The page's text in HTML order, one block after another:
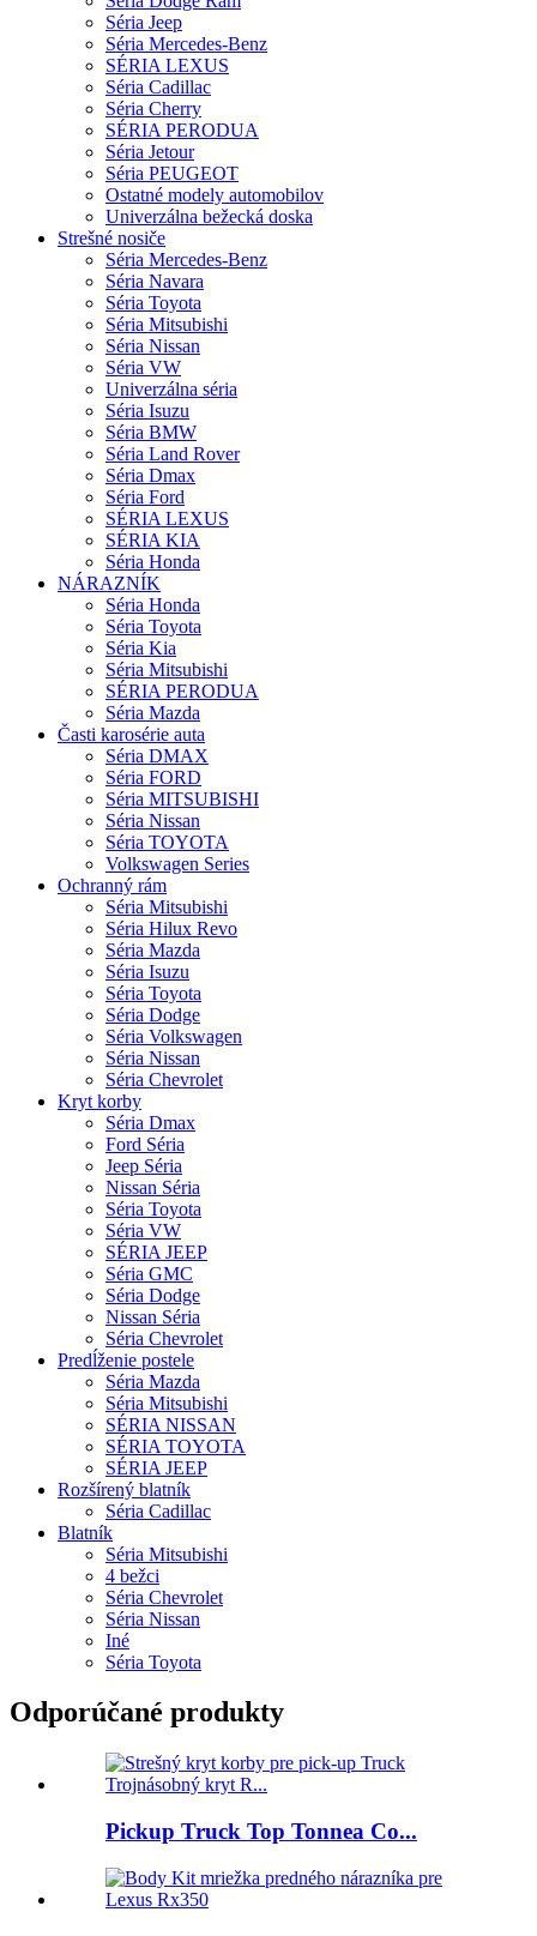
Séria Jeep
Séria Mercedes-Benz
SÉRIA LEXUS
Séria Cadillac
Séria Cherry
SÉRIA PERODUA
Séria Jetour
Séria PEUGEOT
Ostatné modely automobilov
Univerzálna bežecká doska
Strešné nosiče
Séria Mercedes-Benz
Séria Navara
Séria Toyota
Séria Mitsubishi
Séria Nissan
Séria VW
Univerzálna séria
Séria Isuzu
Séria BMW
Séria Land Rover
Séria Dmax
Séria Ford
SÉRIA LEXUS
SÉRIA KIA
Séria Honda
NÁRAZNÍK
Séria Honda
Séria Toyota
Séria Kia
Séria Mitsubishi
SÉRIA PERODUA
Séria Mazda
Časti karosérie auta
Séria DMAX
Séria FORD
Séria MITSUBISHI
Séria Nissan
Séria TOYOTA
Volkswagen Series
Ochranný rám
Séria Mitsubishi
Séria Hilux Revo
Séria Mazda
Séria Isuzu
Séria Toyota
Séria Dodge
Séria Volkswagen
Séria Nissan
Séria Chevrolet
Kryt korby
Séria Dmax
Ford Séria
Jeep Séria
Nissan Séria
Séria Toyota
Séria VW
SÉRIA JEEP
Séria GMC
Séria Dodge
Nissan Séria
Séria Chevrolet
Predĺženie postele
Séria Mazda
Séria Mitsubishi
SÉRIA NISSAN
SÉRIA TOYOTA
SÉRIA JEEP
Rozšírený blatník
Séria Cadillac
Blatník
Séria Mitsubishi
4 bežci
Séria Chevrolet
Séria Nissan
Iné
Séria Toyota
Odporúčané produkty
Pickup Truck Top Tonnea Co...